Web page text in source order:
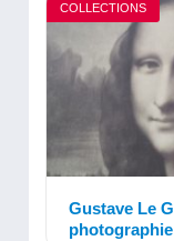
COLLECTIONS
Gustave Le